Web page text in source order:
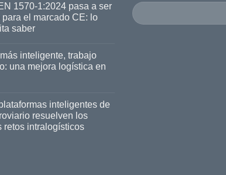
1570-1:2024 pasa a ser
el marcado CE: lo
saber
inteligente, trabajo
una mejora logística en
inteligentes de
resuelven los
retos intralogísticos